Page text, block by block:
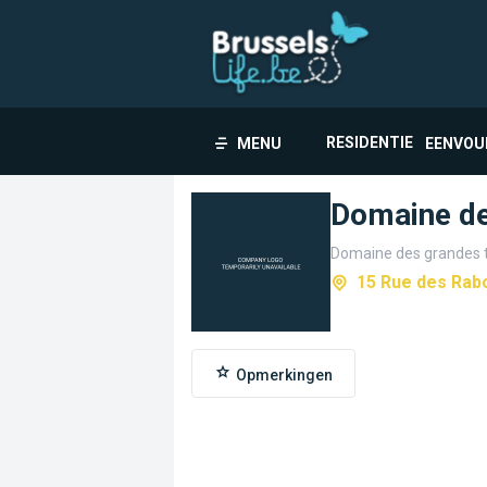
MENU RESIDENTIE
Domaine
Domaine des grandes
15 Rue des
Opmerkingen